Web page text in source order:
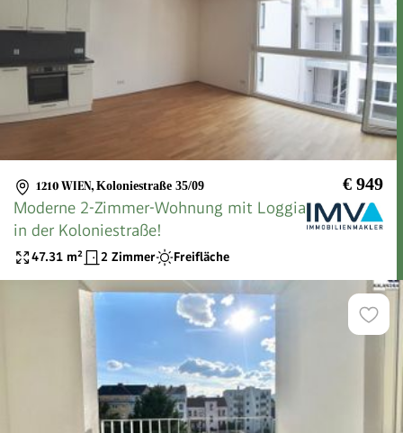
1210 WIEN, Koloniestraße 35/09 € 949
Moderne 2-Zimmer-Wohnung mit Loggia
in der Koloniestraße!
47.31 m² 2 Zimmer Freifläche